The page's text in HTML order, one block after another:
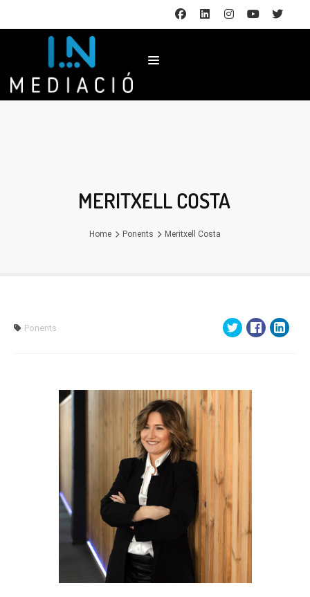
MERITXELL COSTA
Home Ponents Meritxell Costa
Ponents